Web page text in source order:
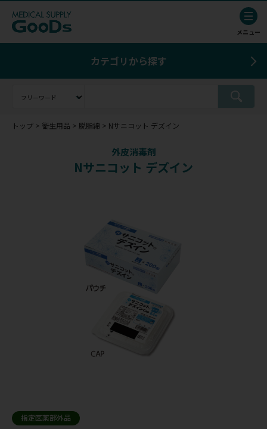
カテゴリから探す
トップ 衛生用品 脱脂綿 Nサニコット デズイン
外皮消毒剤
Nサニコット デズイン
指定医薬部外品